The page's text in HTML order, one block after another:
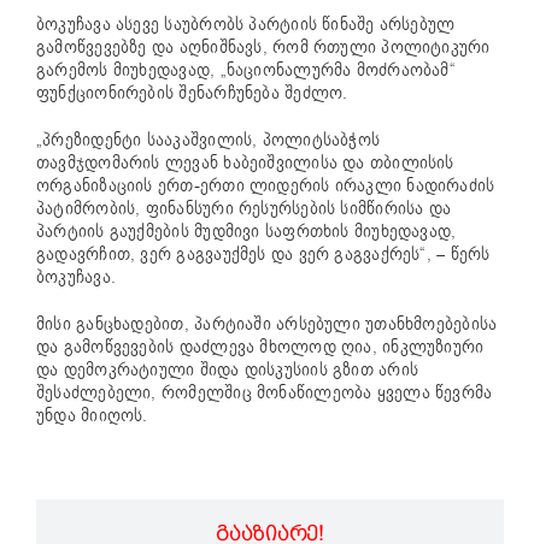
ბოკუჩავა ასევე საუბრობს პარტიის წინაშე არსებულ
გამოწვევებზე და აღნიშნავს, რომ რთული პოლიტიკური
გარემოს მიუხედავად, „ნაციონალურმა მოძრაობამ“
ფუნქციონირების შენარჩუნება შეძლო.
„პრეზიდენტი სააკაშვილის, პოლიტსაბჭოს
თავმჯდომარის ლევან ხაბეიშვილისა და თბილისის
ორგანიზაციის ერთ-ერთი ლიდერის ირაკლი ნადირაძის
პატიმრობის, ფინანსური რესურსების სიმწირისა და
პარტიის გაუქმების მუდმივი საფრთხის მიუხედავად,
გადავრჩით, ვერ გაგვაუქმეს და ვერ გაგვაქრეს“, – წერს
ბოკუჩავა.
მისი განცხადებით, პარტიაში არსებული უთანხმოებებისა
და გამოწვევების დაძლევა მხოლოდ ღია, ინკლუზიური
და დემოკრატიული შიდა დისკუსიის გზით არის
შესაძლებელი, რომელშიც მონაწილეობა ყველა წევრმა
უნდა მიიღოს.
ᲒᲐᲐᲖᲘᲐᲠᲔ!